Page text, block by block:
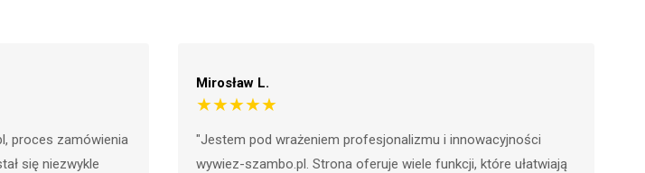
i innowacyjności
wiele funkcji, które ułatwiają
“Jestem pod wrażeniem wywiez-szambo.pl.
Strona jest niezwykle intuicyjna i prosta w